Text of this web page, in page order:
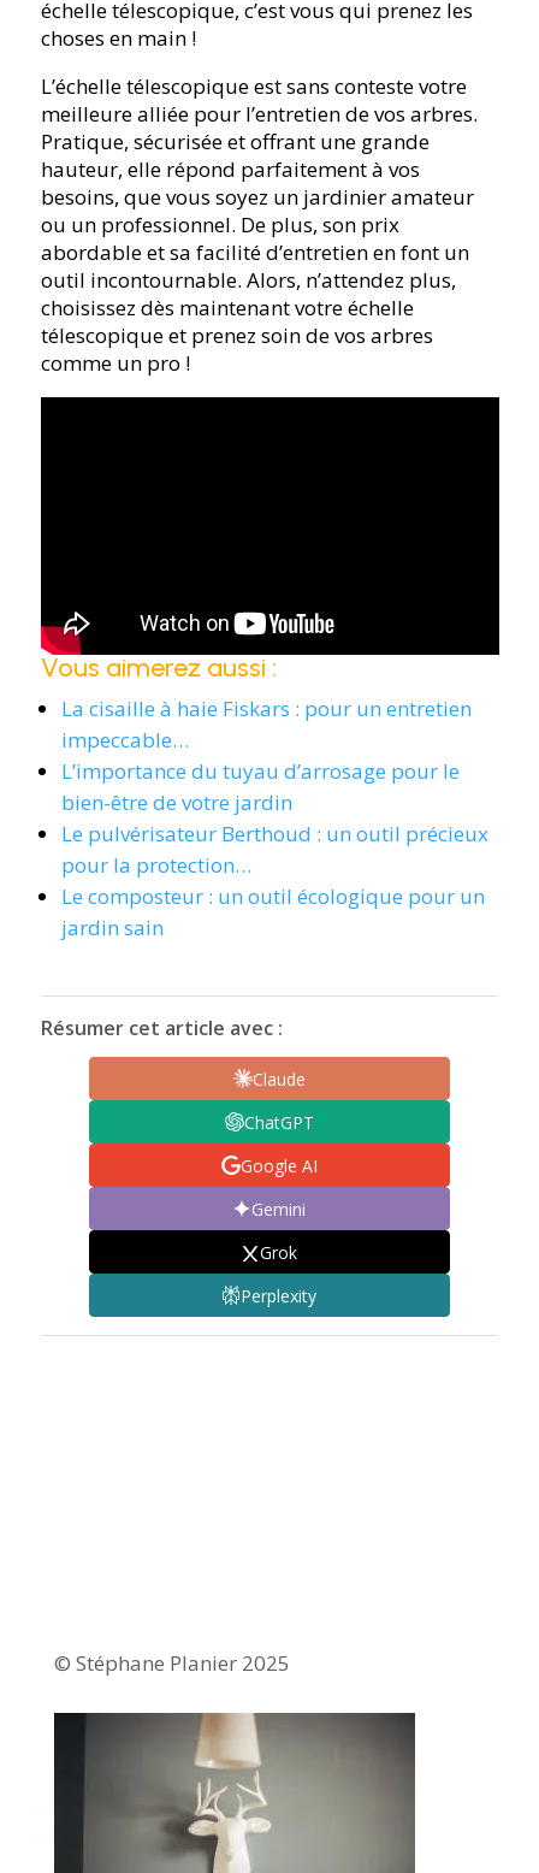
échelle télescopique, c’est vous qui prenez les
choses en main !
L’échelle télescopique est sans conteste votre
meilleure alliée pour l’entretien de vos arbres.
Pratique, sécurisée et offrant une grande
hauteur, elle répond parfaitement à vos
besoins, que vous soyez un jardinier amateur
ou un professionnel. De plus, son prix
abordable et sa facilité d’entretien en font un
outil incontournable. Alors, n’attendez plus,
choisissez dès maintenant votre échelle
télescopique et prenez soin de vos arbres
comme un pro !
Vous aimerez aussi :
La cisaille à haie Fiskars : pour un entretien
impeccable…
L’importance du tuyau d’arrosage pour le
bien-être de votre jardin
Le pulvérisateur Berthoud : un outil précieux
pour la protection…
Le composteur : un outil écologique pour un
jardin sain
Résumer cet article avec :
Claude
ChatGPT
Google AI
Gemini
Grok
Perplexity
© Stéphane Planier 2025